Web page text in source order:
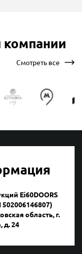
компании
Смотреть все
Ei60DOORS
область, г.
д. 24